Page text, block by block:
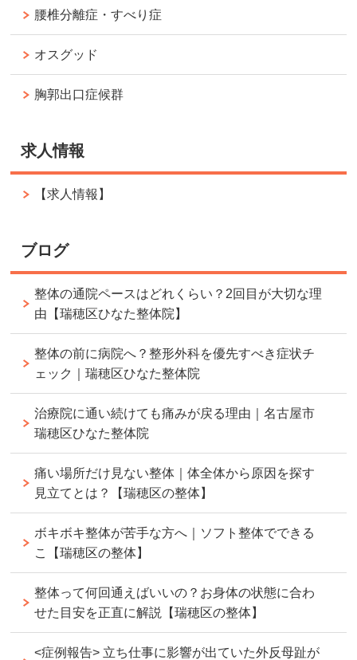
腰椎分離症・すべり症
オスグッド
胸郭出口症候群
求人情報
【求人情報】
ブログ
整体の通院ペースはどれくらい？2回目が大切な理
由【瑞穂区ひなた整体院】
整体の前に病院へ？整形外科を優先すべき症状チ
ェック｜瑞穂区ひなた整体院
治療院に通い続けても痛みが戻る理由｜名古屋市
瑞穂区ひなた整体院
痛い場所だけ見ない整体｜体全体から原因を探す
見立てとは？【瑞穂区の整体】
ボキボキ整体が苦手な方へ｜ソフト整体でできる
こ【瑞穂区の整体】
整体って何回通えばいいの？お身体の状態に合わ
せた目安を正直に解説【瑞穂区の整体】
<症例報告> 立ち仕事に影響が出ていた外反母趾が